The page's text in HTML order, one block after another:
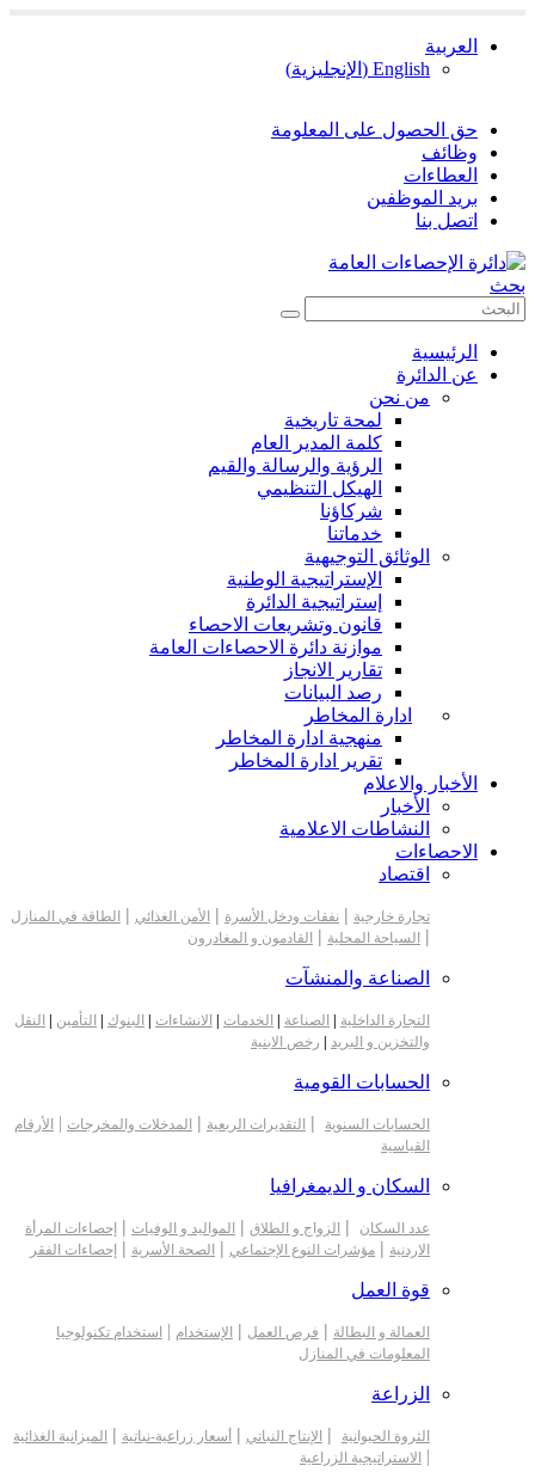
العربية
English
( الإنجليزية)
حق الحصول على المعلومة
وظائف
العطاءات
بريد الموظفين
اتصل بنا
بحث
الرئيسية
عن الدائرة
من نحن
لمحة تاريخية
كلمة المدير العام
الرؤية والرسالة والقيم
الهيكل التنظيمي
شركاؤنا
خدماتنا
الوثائق التوجيهية
الإستراتيجية الوطنية
إستراتيجية الدائرة
قانون وتشريعات الاحصاء
موازنة دائرة الاحصاءات العامة
تقارير الانجاز
رصد البيانات
ادارة المخاطر
منهجية ادارة المخاطر
تقرير ادارة المخاطر
الأخبار والاعلام
الأخبار
النشاطات الاعلامية
الاحصاءات
اقتصاد
تجارة خارجية | نفقات ودخل الأسرة | الأمن الغذائي | الطاقة في المنازل
| السياحة المحلية | القادمون و المغادرون
الصناعة والمنشآت
التجارة الداخلية الصناعة الخدمات الانشاءات البنوك التأمين
النقل
والتخزين و البريد
رخص الابنية
الحسابات القومية
الحسابات السنوية | التقديرات الربعية | المدخلات والمخرجات |
الأرقام
القياسية
السكان و الديمغرافيا
عدد السكان | الزواج و الطلاق | المواليد و الوفيات | إحصاءات المرأة
الاردنية | مؤشرات النوع الإجتماعي | الصحة الأسرية | إحصاءات الفقر
قوة العمل
العمالة و البطالة | فرص العمل | الإستخدام |
استخدام تكنولوجيا
المعلومات في المنازل
الزراعة
الثروة الحيوانية | الإنتاج النباتي | أسعار زراعية-نباتية | الميزانية الغذائية
| الاستراتيجية الزراعية